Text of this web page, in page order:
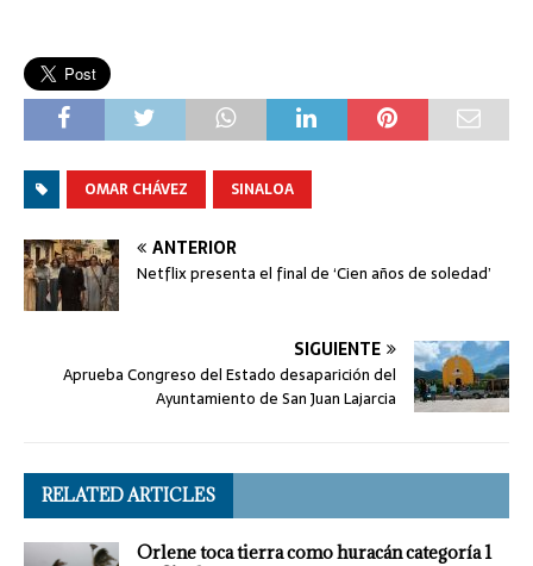
OMAR CHÁVEZ SINALOA
ANTERIOR
Netflix presenta el final de ‘Cien años de soledad’
SIGUIENTE
Aprueba Congreso del Estado desaparición del
Ayuntamiento de San Juan Lajarcia
RELATED ARTICLES
Orlene toca tierra como huracán categoría 1